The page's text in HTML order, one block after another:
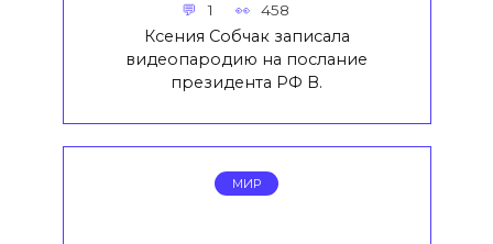
1 458
Ксения Собчак записала
видеопародию на послание
президента РФ В.
МИР